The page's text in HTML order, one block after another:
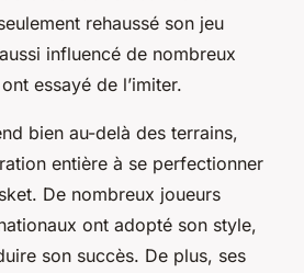
rehaussé son jeu
influencé de nombreux
essayé de l’imiter.
bien au-delà des terrains,
entière à se perfectionner
De nombreux joueurs
ont adopté son style,
son succès. De plus, ses